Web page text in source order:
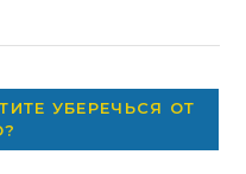
УБЕРЕЧЬСЯ ОТ